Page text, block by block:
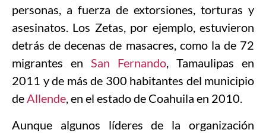
personas, a fuerza de extorsiones, torturas y
asesinatos. Los Zetas, por ejemplo, estuvieron
detrás de decenas de masacres, como la de 72
migrantes en San Fernando, Tamaulipas en
2011 y de más de 300 habitantes del municipio
deAllende, en el estado de Coahuila en 2010.
Aunque algunos líderes de la organización